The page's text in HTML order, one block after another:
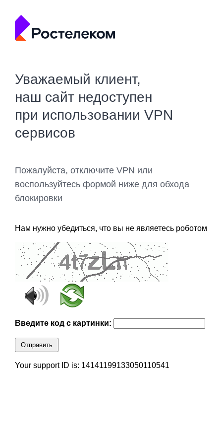
Уважаемый клиент,
наш сайт недоступен
при использовании VPN
сервисов
Пожалуйста, отключите VPN или
воспользуйтесь формой ниже для обхода
блокировки
Нам нужно убедиться, что вы не являетесь роботом
Введите код с картинки:
Отправить
Your support ID is: 14141199133050110541